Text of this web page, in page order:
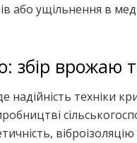
або ущільнення в
збір врожаю
надійність техніки
віброізоляцію